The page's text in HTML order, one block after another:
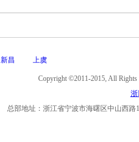
新昌 上虞
Copyright ©2011-2015, All
浙
总部地址：浙江省宁波市海曙区中山西路